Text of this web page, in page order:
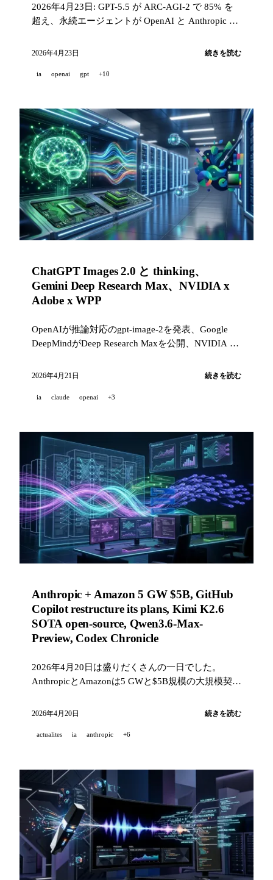
2026年4月23日: GPT-5.5 が ARC-AGI-2 で 85% を
超え、永続エージェントが OpenAI と Anthropic に
け、Kimi K2.6 は 300 の並列サブエージェントを展
2026年4月23日 続きを読む
ia openai gpt +10
ChatGPT Images 2.0 と thinking、
Gemini Deep Research Max、NVIDIA x
Adobe x WPP
OpenAIが推論対応のgpt-image-2を発表、Google
DeepMindがDeep Research Maxを公開、NVIDIA x
を展開。
2026年4月21日 続きを読む
ia claude openai +3
Anthropic + Amazon 5 GW $5B, GitHub
Copilot restructure its plans, Kimi K2.6
SOTA open-source, Qwen3.6-Max-
Preview, Codex Chronicle
2026年4月20日は盛りだくさんの一日でした。
AnthropicとAmazonは5 GWと$5B規模の大規模契約
停止、Kimi K2.6はcodingにおける新たなopen-
行公開しました。
2026年4月20日 続きを読む
actualites ia anthropic +6